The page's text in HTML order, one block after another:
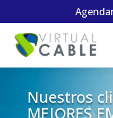
Nuestros
MEJORES